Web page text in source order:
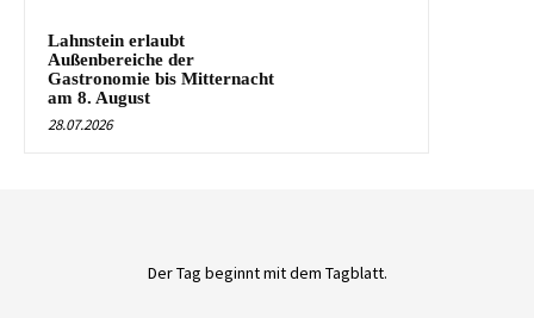
Lahnstein erlaubt
Außenbereiche der
Gastronomie bis Mitternacht
am 8. August
28.07.2026
Der Tag beginnt mit dem Tagblatt.